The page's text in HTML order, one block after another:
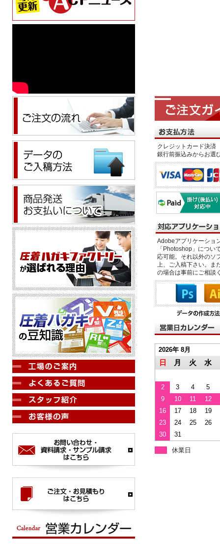
クレジットカード決
銀行前振込みからお選
Adobeアプリケーショ
「Photoshop」につい
応可能。それ以外のソ
上、ご入稿下さい。ま
の場合は事前にご相談
2026年 8月
日 月 火 水
2 3 4
5
9
10 11
12
16
17 18
19
23
24 25
26
30
31
休業日